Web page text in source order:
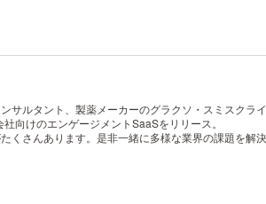
ルタント、製薬メーカーのグラクソ・スミスク
向けのエンゲージメントSaaSをリリース。
さんあります。是非一緒に多様な業界の課題を解